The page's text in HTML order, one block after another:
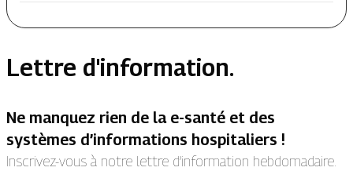
Lettre d'information.
Ne manquez rien de la e-santé et des
systèmes d’informations hospitaliers !
Inscrivez-vous à notre lettre d’information hebdomadaire.